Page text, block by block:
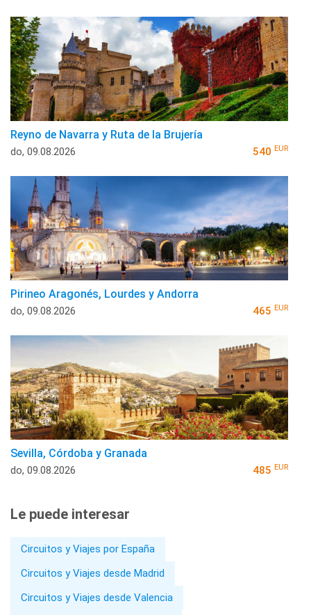
Reyno de Navarra y Ruta de la Brujería
do, 09.08.2026 540 EUR
Pirineo Aragonés, Lourdes y Andorra
do, 09.08.2026 465 EUR
Sevilla, Córdoba y Granada
do, 09.08.2026 485 EUR
Le puede interesar
Circuitos y Viajes por España
Circuitos y Viajes desde Madrid
Circuitos y Viajes desde Valencia